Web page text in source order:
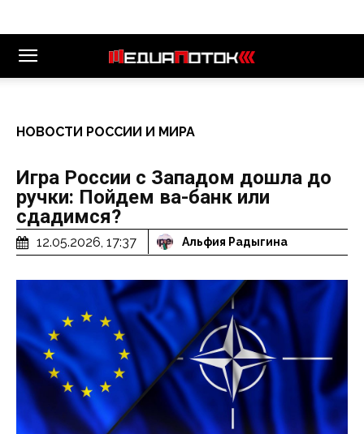
НОВОСТИ РОССИИ И МИРА
Игра России с Западом дошла до
ручки: Пойдем ва-банк или
сдадимся?
12.05.2026, 17:37 Альфия Радыгина